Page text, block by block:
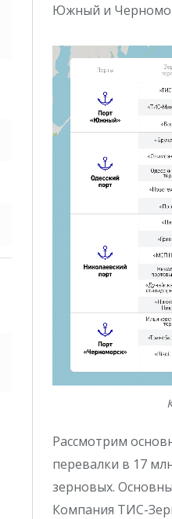
Южный и
Рассмотрим
перевалки в 17
зерновых.
Компания ТИС-